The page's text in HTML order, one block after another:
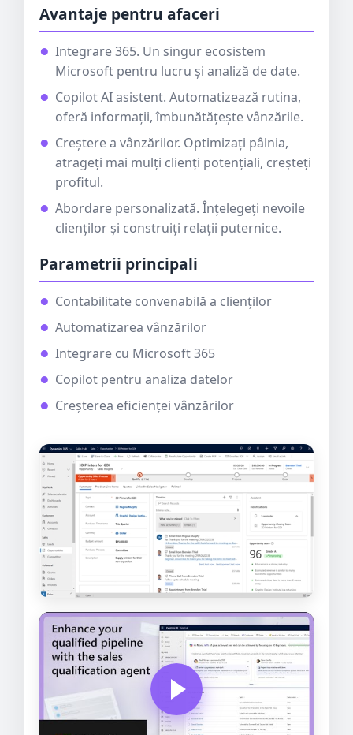
Avantaje pentru afaceri
Integrare 365. Un singur ecosistem
Microsoft pentru lucru și analiză de date.
Copilot AI asistent. Automatizează rutina,
oferă informații, îmbunătățește vânzările.
Creștere a vânzărilor. Optimizați pâlnia,
atrageți mai mulți clienți potențiali, creșteți
profitul.
Abordare personalizată. Înțelegeți nevoile
clienților și construiți relații puternice.
Parametrii principali
Contabilitate convenabilă a clienților
Automatizarea vânzărilor
Integrare cu Microsoft 365
Copilot pentru analiza datelor
Creșterea eficienței vânzărilor